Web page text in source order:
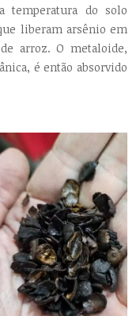
temperatura do solo
liberam arsênio em
arroz. O metaloide,
é então absorvido